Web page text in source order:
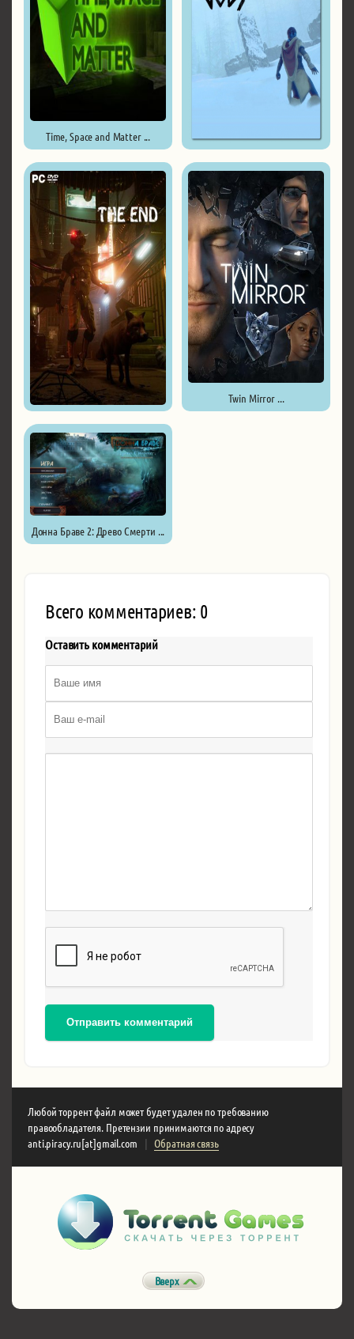
Time, Space and Matter ...
Twin Mirror ...
Донна Браве 2: Древо Смерти ...
Всего комментариев: 0
Оставить комментарий
Отправить комментарий
Любой торрент файл может будет удален по требованию
правообладателя. Претензии принимаются по адресу
anti.piracy.ru[at]gmail.com
| Обратная связь
Вверх